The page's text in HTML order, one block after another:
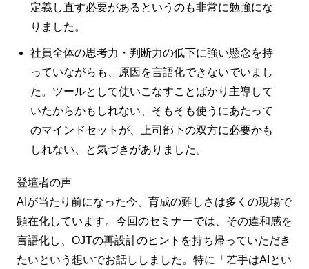
定義し直す必要があるというのも非常に勉強にな
りました。
社員全体の思考力・判断力の低下に強い懸念を持
っていながらも、原因を言語化できないでいまし
た。ツールとして使いこなすことばかり主導して
いたからかもしれない、そもそも使うにあたって
のマインドセットが、上司部下の双方に必要かも
しれない、と気づきがありました。
登壇者の声
AIが当たり前になった今、育成の難しさは多くの現場で
顕在化しています。今回のセミナーでは、その違和感を
言語化し、OJTの再設計のヒントを持ち帰っていただき
たいという想いでお話ししました。特に「若手はAIとい